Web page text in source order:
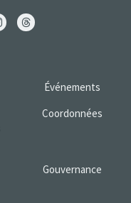
Événements
Coordonnées
Gouvernance